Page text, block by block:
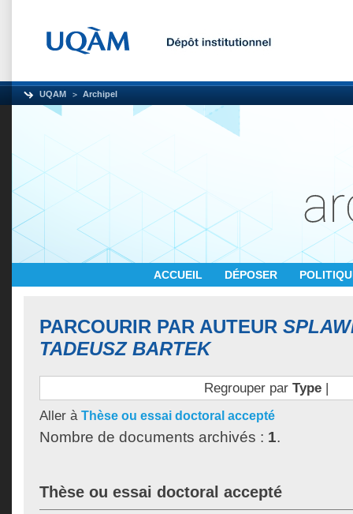
UQAM Archipel
ACCUEIL DÉPOSER
PARCOURIR PAR AUTEUR
TADEUSZ BARTEK
Regrouper par Type|
Aller à Thèse ou essai doctoral accepté
Nombre de documents archivés : 1.
Thèse ou essai doctoral accepté